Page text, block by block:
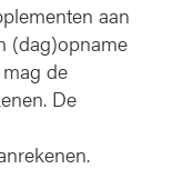
aan
(dag)opname
de
De